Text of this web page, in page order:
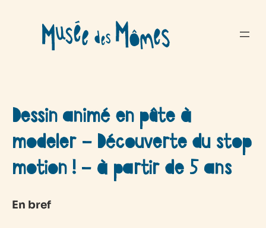
contenu
Dessin animé en pâte à
modeler – Découverte du stop
motion ! – à partir de 5 ans
En bref